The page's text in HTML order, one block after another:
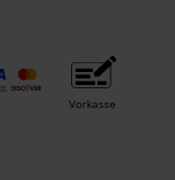
Vorkasse